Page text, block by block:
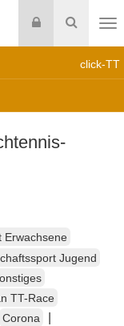
Suche
Login
click-TT
Erwachsene
Jugend
TT-Race
Corona